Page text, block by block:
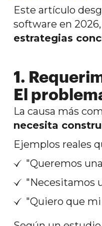
Este artículo
software en
estrategias
1.
El
La causa más
necesita
Ejemplos reales
"Queremos
"Necesitamos
"Quiero que